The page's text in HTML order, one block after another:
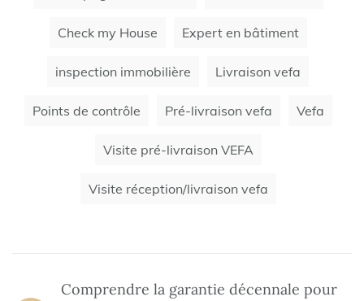
Check my House Expert en bâtiment
inspection immobilière Livraison vefa
Points de contrôle Pré-livraison vefa Vefa
Visite pré-livraison VEFA
Visite réception/livraison vefa
Comprendre la garantie décennale pour